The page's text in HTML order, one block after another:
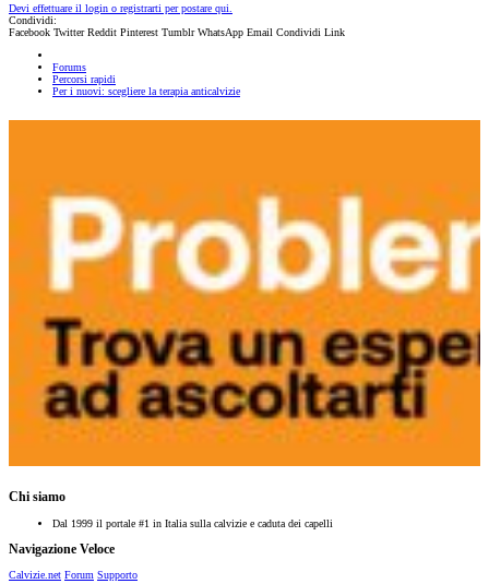
Devi effettuare il login o registrarti per postare qui.
Condividi:
Facebook Twitter Reddit Pinterest Tumblr WhatsApp Email Condividi Link
Forums
Percorsi rapidi
Per i nuovi: scegliere la terapia anticalvizie
Chi siamo
Dal 1999 il portale #1 in Italia sulla calvizie e caduta dei capelli
Navigazione Veloce
Calvizie.net Forum Supporto